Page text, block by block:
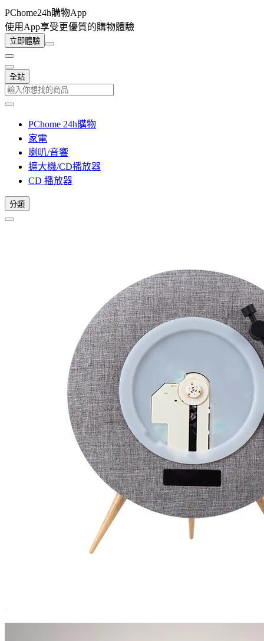
PChome24h購物App
使用App享受更優質的購物體驗
立即體驗
全站
PChome 24h購物
家電
喇叭/音響
擴大機/CD播放器
CD 播放器
分類